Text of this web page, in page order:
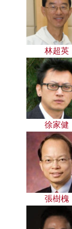
林超英
徐家健
張樹槐